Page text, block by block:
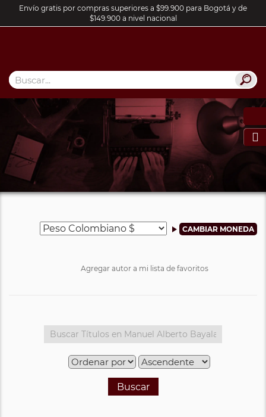
Envío gratis por compras superiores a $99.900 para Bogotá y de
$149.900 a nivel nacional

Agregar autor a mi lista de favoritos
Buscar